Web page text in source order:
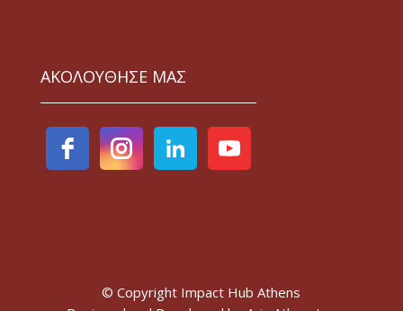
ΑΚΟΛΟΥΘΗΣΕ ΜΑΣ
© Copyright Impact Hub Athens